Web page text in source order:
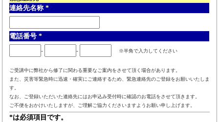
連絡先名称 *
電話番号 *
- - ※半角で入力してください
ご受講中に弊社から修了に関わる重要なご案内をさせて頂く場合があります。
また、災害等緊急時に迅速・確実にご連絡するため、緊急連絡先のご登録をお願いいたしま
す。
なお、ご登録いただいた連絡先にはお申込み受付時に確認のお電話をさせて頂きます。
ご不便をおかけいたしますが、ご理解ご協力くださいますようお願い申し上げます。
*は必須項目です。